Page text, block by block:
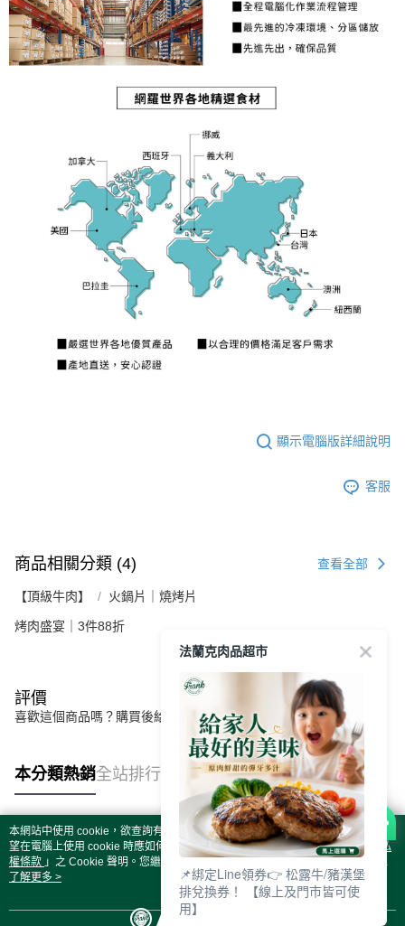
顯示電腦版詳細說明
客服
商品相關分類 (4) 查看全部
【頂級牛肉】 火鍋片｜燒烤片
烤肉盛宴｜3件88折
評價
喜歡這個商品嗎？購買後給他一個好評吧
本分類熱銷全站排行
熱門標籤
本網站中使用 cookie，欲查詢有關本網站使用 cookie 方式之詳情，及若您不希
望在電腦上使用 cookie 時應如何變更電腦的 cookie 設定，請參閱本網站「
隱私
權條款 」之 Cookie 聲明。您繼續使用本網站即表示您同意本公司得按本網站使
用條款之 Cookie 聲明使用 cookie。
了解更多 >
法蘭克肉品超市
📌綁定Line領券👉 松露牛/豬漢堡
排兌換券！ 【線上及門市皆可使
用】